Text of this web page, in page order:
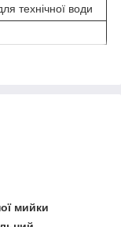
технічної води
мийки